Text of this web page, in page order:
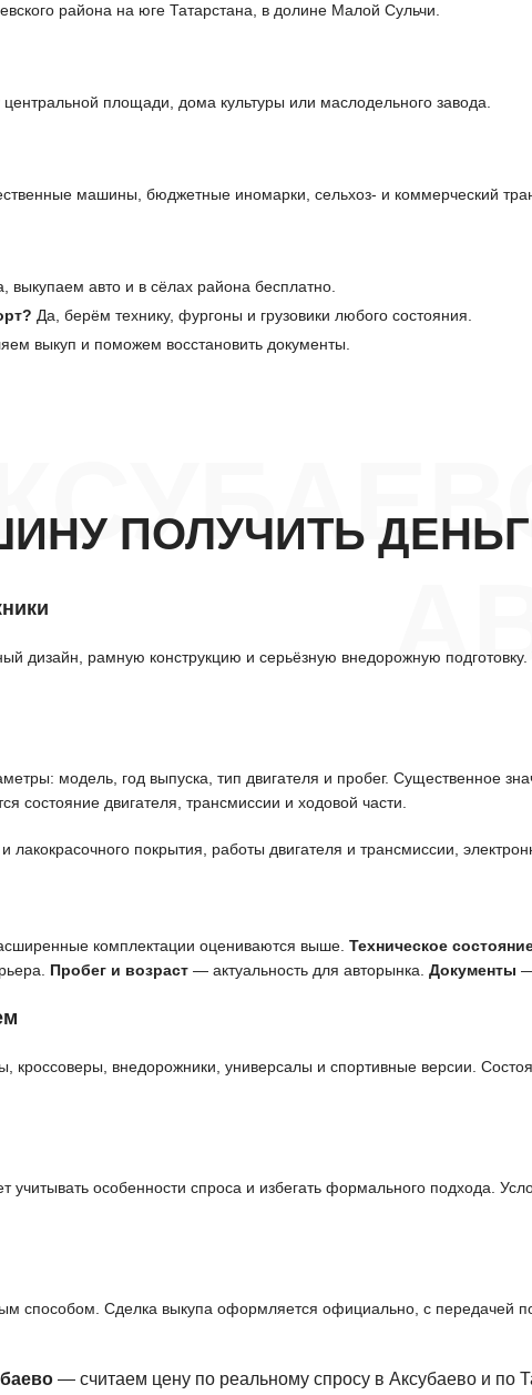
района на юге Татарстана, в долине Малой Сульчи.
площади, дома культуры или маслодельного завода.
машины, бюджетные иномарки, сельхоз- и коммерческий
выкупаем авто и в сёлах района бесплатно.
Да, берём технику, фургоны и грузовики любого состояния.
выкуп и поможем восстановить документы.
ПОЛУЧИТЬ
дизайн, рамную конструкцию и серьёзную внедорожную
модель, год выпуска, тип двигателя и пробег. Существенное
состояние двигателя, трансмиссии и ходовой части.
лакокрасочного покрытия, работы двигателя и трансмиссии,
комплектации оцениваются выше. Техническое
Пробег и возраст — актуальность для авторынка. Документы
кроссоверы, внедорожники, универсалы и спортивные версии.
особенности спроса и избегать формального подхода.
способом. Сделка выкупа оформляется официально, с передачей
— считаем цену по реальному спросу в Аксубаево и по